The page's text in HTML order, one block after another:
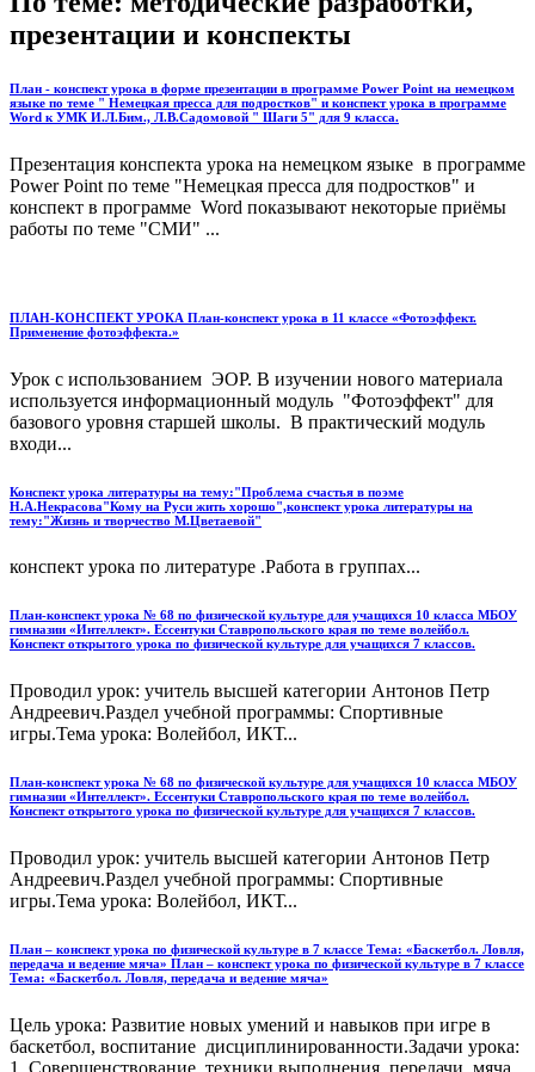
презентации и конспекты
План - конспект урока в форме презентации в программе Power Point на немецком
языке по теме " Немецкая пресса для подростков" и конспект урока в программе
Word к УМК И.Л.Бим., Л.В.Садомовой " Шаги 5" для 9 класса.
Презентация конспекта урока на немецком языке в программе
Power Point по теме "Немецкая пресса для подростков" и
конспект в программе Word показывают некоторые приёмы
работы по теме "СМИ" ...
ПЛАН-КОНСПЕКТ УРОКА План-конспект урока в 11 классе «Фотоэффект.
Применение фотоэффекта.»
Урок с использованием ЭОР. В изучении нового материала
используется информационный модуль "Фотоэффект" для
базового уровня старшей школы. В практический модуль
входи...
Конспект урока литературы на тему:"Проблема счастья в поэме
Н.А.Некрасова"Кому на Руси жить хорошо",конспект урока литературы на
тему:"Жизнь и творчество М.Цветаевой"
конспект урока по литературе .Работа в группах...
План-конспект урока № 68 по физической культуре для учащихся 10 класса МБОУ
гимназии «Интеллект». Ессентуки Ставропольского края по теме волейбол.
Конспект открытого урока по физической культуре для учащихся 7 классов.
Проводил урок: учитель высшей категории Антонов Петр
Андреевич.Раздел учебной программы: Спортивные
игры.Тема урока: Волейбол, ИКТ...
План-конспект урока № 68 по физической культуре для учащихся 10 класса МБОУ
гимназии «Интеллект». Ессентуки Ставропольского края по теме волейбол.
Конспект открытого урока по физической культуре для учащихся 7 классов.
Проводил урок: учитель высшей категории Антонов Петр
Андреевич.Раздел учебной программы: Спортивные
игры.Тема урока: Волейбол, ИКТ...
План – конспект урока по физической культуре в 7 классе Тема: «Баскетбол. Ловля,
передача и ведение мяча» План – конспект урока по физической культуре в 7 классе
Тема: «Баскетбол. Ловля, передача и ведение мяча»
Цель урока: Развитие новых умений и навыков при игре в
баскетбол, воспитание дисциплинированности.Задачи урока: